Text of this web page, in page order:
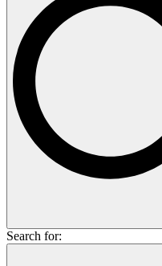
Search for: